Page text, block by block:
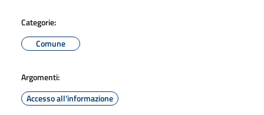
Categorie:
Comune
Argomenti:
Accesso all'informazione